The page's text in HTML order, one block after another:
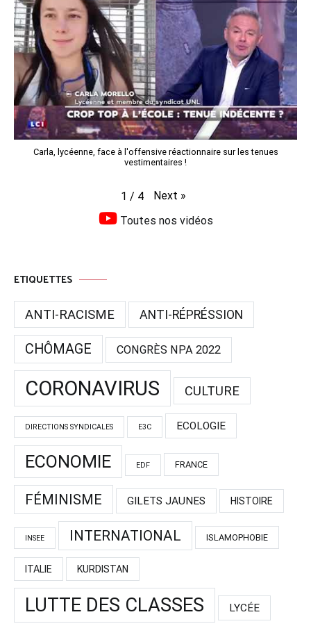
Carla, lycéenne, face à l'offensive réactionnaire sur les tenues
vestimentaires !
1 / 4 Next »
Toutes nos vidéos
ETIQUETTES
ANTI-RACISME ANTI-RÉPRÉSSION
CHÔMAGE CONGRÈS NPA 2022
CORONAVIRUS CULTURE
DIRECTIONS SYNDICALES E3C ECOLOGIE
ECONOMIE EDF FRANCE
FÉMINISME GILETS JAUNES HISTOIRE
INSEE INTERNATIONAL ISLAMOPHOBIE
ITALIE KURDISTAN
LUTTE DES CLASSES LYCÉE